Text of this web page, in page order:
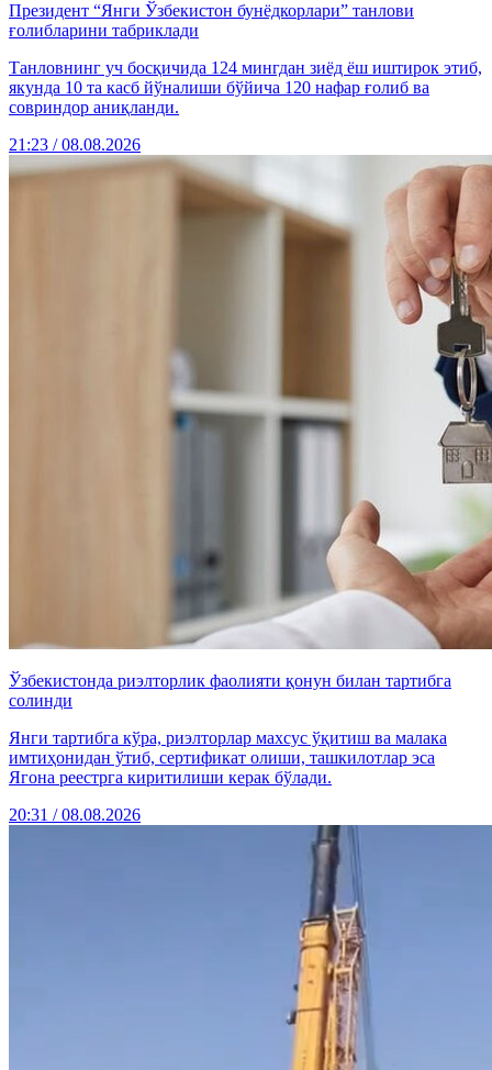
Президент “Янги Ўзбекистон бунёдкорлари” танлови
ғолибларини табриклади
Танловнинг уч босқичида 124 мингдан зиёд ёш иштирок этиб,
якунда 10 та касб йўналиши бўйича 120 нафар ғолиб ва
совриндор аниқланди.
21:23 / 08.08.2026
Ўзбекистонда риэлторлик фаолияти қонун билан тартибга
солинди
Янги тартибга кўра, риэлторлар махсус ўқитиш ва малака
имтиҳонидан ўтиб, сертификат олиши, ташкилотлар эса
Ягона реестрга киритилиши керак бўлади.
20:31 / 08.08.2026